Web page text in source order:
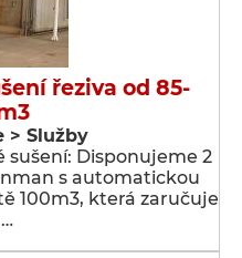
řeziva od 85-
> Služby
Disponujeme 2
s automatickou
100m3, která zaručuje